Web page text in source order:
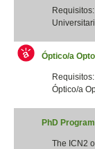
Óptico/a
Óptico/a
PhD
The ICN2